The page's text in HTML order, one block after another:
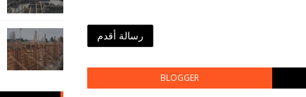
رسالة أقدم
BLOGGER